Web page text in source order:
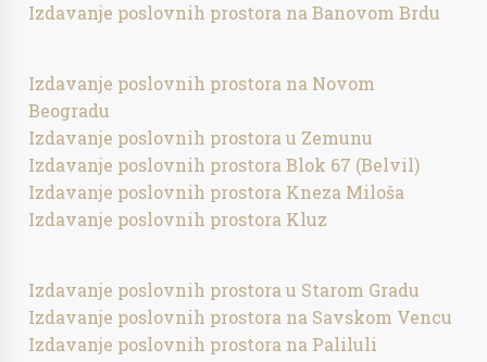
Izdavanje poslovnih prostora na Banovom Brdu
Izdavanje poslovnih prostora na Novom
Beogradu
Izdavanje poslovnih prostora u Zemunu
Izdavanje poslovnih prostora Blok 67 (Belvil)
Izdavanje poslovnih prostora Kneza Miloša
Izdavanje poslovnih prostora Kluz
Izdavanje poslovnih prostora u Starom Gradu
Izdavanje poslovnih prostora na Savskom Vencu
Izdavanje poslovnih prostora na Paliluli